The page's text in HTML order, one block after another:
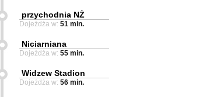
przychodnia NŻ
Dojeżdża w: 51 min.
Niciarniana
Dojeżdża w: 55 min.
Widzew Stadion
Dojeżdża w: 56 min.